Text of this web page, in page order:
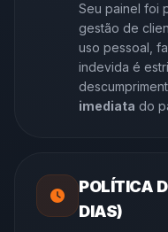
Seu painel foi
gestão de
uso pessoal,
indevida é
imediata do
POLÍTICA
DIAS)